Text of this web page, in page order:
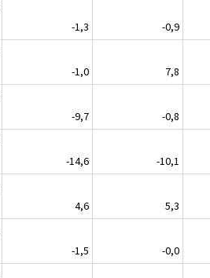
-1,3
-0,9
-1,0
7,8
-9,7
-0,8
-14,6
-10,1
4,6
5,3
-1,5
-0,0